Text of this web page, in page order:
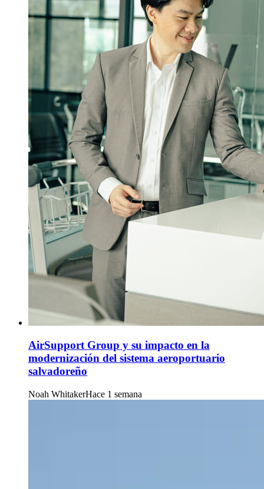
AirSupport Group y su impacto en la
modernización del sistema aeroportuario
salvadoreño
Noah WhitakerHace 1 semana